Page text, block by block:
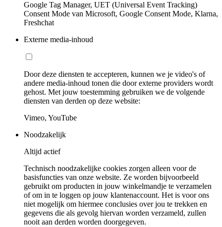
Google Tag Manager, UET (Universal Event Tracking)
Consent Mode van Microsoft, Google Consent Mode, Klarna,
Freshchat
Externe media-inhoud
Door deze diensten te accepteren, kunnen we je video's of
andere media-inhoud tonen die door externe providers wordt
gehost. Met jouw toestemming gebruiken we de volgende
diensten van derden op deze website:
Vimeo, YouTube
Noodzakelijk
Altijd actief
Technisch noodzakelijke cookies zorgen alleen voor de
basisfuncties van onze website. Ze worden bijvoorbeeld
gebruikt om producten in jouw winkelmandje te verzamelen
of om in te loggen op jouw klantenaccount. Het is voor ons
niet mogelijk om hiermee conclusies over jou te trekken en
gegevens die als gevolg hiervan worden verzameld, zullen
nooit aan derden worden doorgegeven.